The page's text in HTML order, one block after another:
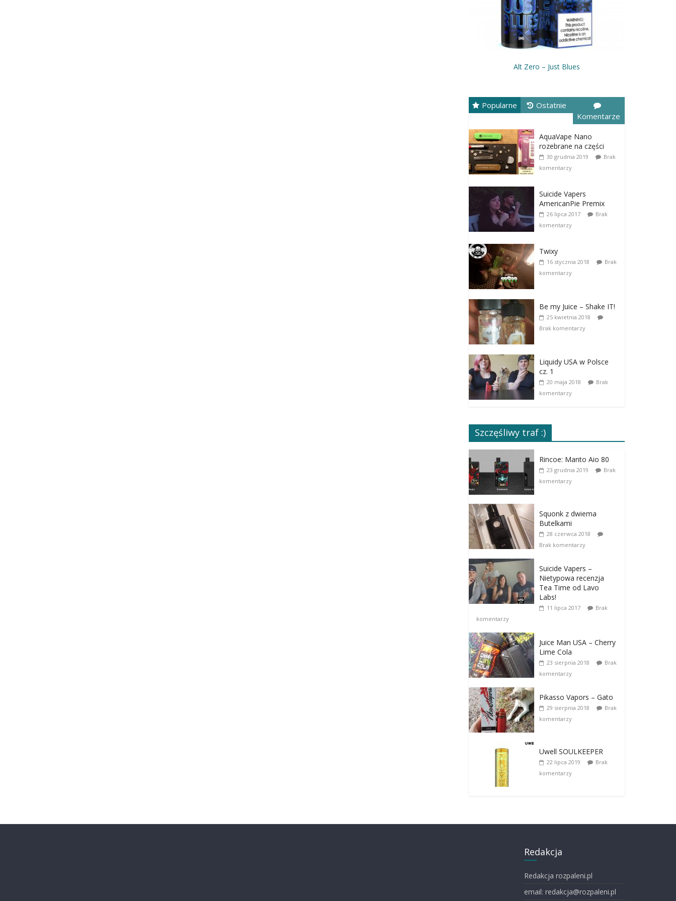
Alt Zero – Just Blues
Popularne
Ostatnie
Komentarze
AquaVape Nano
rozebrane na części
30 grudnia 2019
Brak
komentarzy
Suicide Vapers
AmericanPie Premix
26 lipca 2017
Brak
komentarzy
Twixy
16 stycznia 2018
Brak
komentarzy
Be my Juice – Shake IT!
25 kwietnia 2018
Brak komentarzy
Liquidy USA w Polsce
cz. 1
20 maja 2018
Brak
komentarzy
Szczęśliwy traf :)
Rincoe: Manto Aio 80
23 grudnia 2019
Brak
komentarzy
Squonk z dwiema
Butelkami
28 czerwca 2018
Brak komentarzy
Suicide Vapers –
Nietypowa recenzja
Tea Time od Lavo
Labs!
11 lipca 2017
Brak
komentarzy
Juice Man USA – Cherry
Lime Cola
23 sierpnia 2018
Brak
komentarzy
Pikasso Vapors – Gato
29 sierpnia 2018
Brak
komentarzy
Uwell SOULKEEPER
22 lipca 2019
Brak
komentarzy
Redakcja
Redakcja rozpaleni.pl
email: redakcja@rozpaleni.pl